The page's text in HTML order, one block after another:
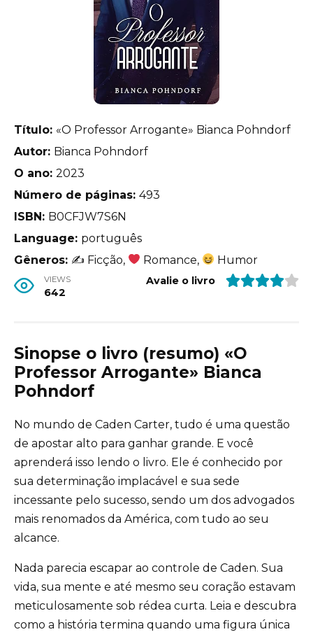
Título: «O Professor Arrogante» Bianca Pohndorf
Autor: Bianca Pohndorf
O ano: 2023
Número de páginas: 493
ISBN: B0CFJW7S6N
Language: português
Gêneros: ✍ Ficção, Romance, Humor
VIEWS
642
Avalie o livro
Sinopse o livro (resumo) «O
Professor Arrogante» Bianca
Pohndorf
No mundo de Caden Carter, tudo é uma questão
de apostar alto para ganhar grande. E você
aprenderá isso lendo o livro. Ele é conhecido por
sua determinação implacável e sua sede
incessante pelo sucesso, sendo um dos advogados
mais renomados da América, com tudo ao seu
alcance.
Nada parecia escapar ao controle de Caden. Sua
vida, sua mente e até mesmo seu coração estavam
meticulosamente sob rédea curta. Leia e descubra
como a história termina quando uma figura única